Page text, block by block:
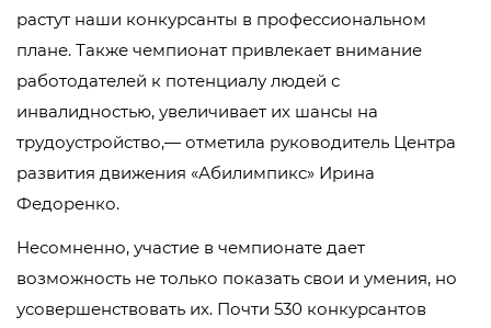
растут наши конкурсанты в профессиональном
плане. Также чемпионат привлекает внимание
работодателей к потенциалу людей с
инвалидностью, увеличивает их шансы на
трудоустройство,— отметила руководитель Центра
развития движения «Абилимпикс» Ирина
Федоренко.
Несомненно, участие в чемпионате дает
возможность не только показать свои и умения, но
усовершенствовать их. Почти 530 конкурсантов